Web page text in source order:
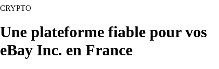
CRYPTO
Une plateforme fiable pour vos
eBay Inc. en France